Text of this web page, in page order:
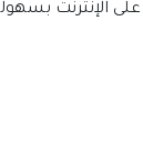
الإنترنت